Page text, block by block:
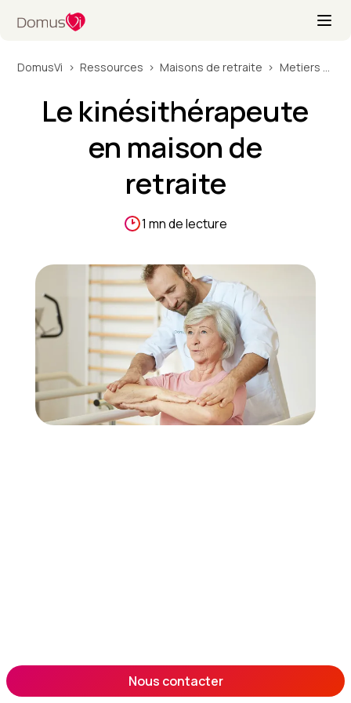
DomusVi Ressources Maisons de retraite Metiers maison de retraite
Le kinésithérapeute
en maison de
retraite
1 mn de lecture
Nous contacter